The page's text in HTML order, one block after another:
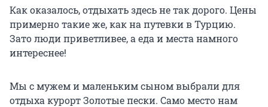
Как оказалось, отдыхать здесь не так дорого. Цены
примерно такие же, как на путевки в Турцию.
Зато люди приветливее, а еда и места намного
интереснее!
Мы с мужем и маленьким сыном выбрали для
отдыха курорт Золотые пески. Само место нам